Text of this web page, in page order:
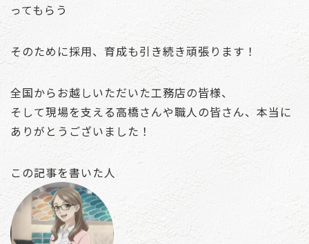
ってもらう
そのために採用、育成も引き続き頑張ります！
全国からお越しいただいた工務店の皆様、
そして現場を支える高橋さんや職人の皆さん、本当に
ありがとうございました！
この記事を書いた人